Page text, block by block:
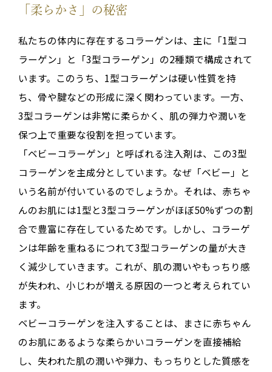
「柔らかさ」の秘密
私たちの体内に存在するコラーゲンは、主に「1型コ
ラーゲン」と「3型コラーゲン」の2種類で構成されて
います。このうち、1型コラーゲンは硬い性質を持
ち、骨や腱などの形成に深く関わっています。一方、
3型コラーゲンは非常に柔らかく、肌の弾力や潤いを
保つ上で重要な役割を担っています。
「ベビーコラーゲン」と呼ばれる注入剤は、この3型
コラーゲンを主成分としています。なぜ「ベビー」と
いう名前が付いているのでしょうか。それは、赤ちゃ
んのお肌には1型と3型コラーゲンがほぼ50%ずつの割
合で豊富に存在しているためです。しかし、コラーゲ
ンは年齢を重ねるにつれて3型コラーゲンの量が大き
く減少していきます。これが、肌の潤いやもっちり感
が失われ、小じわが増える原因の一つと考えられてい
ます。
ベビーコラーゲンを注入することは、まさに赤ちゃん
のお肌にあるような柔らかいコラーゲンを直接補給
し、失われた肌の潤いや弾力、もっちりとした質感を